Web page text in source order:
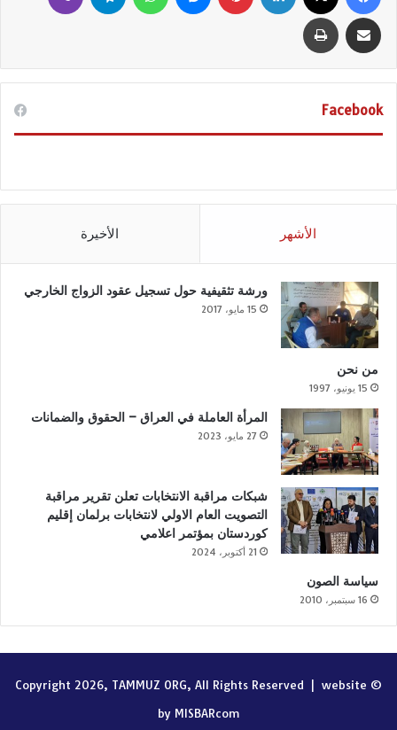
Facebook
الأشهر الأخيرة
ورشة تثقيفية حول تسجيل عقود الزواج الخارجي
15 مايو، 2017
من نحن
15 يونيو، 1997
المرأة العاملة في العراق – الحقوق والضمانات
27 مايو، 2023
شبكات مراقبة الانتخابات تعلن تقرير مراقبة
التصويت العام الاولي لانتخابات برلمان إقليم
كوردستان بمؤتمر اعلامي
21 أكتوبر، 2024
سياسة الصون
16 سبتمبر، 2010
© Copyright 2026, TAMMUZ ORG, All Rights Reserved |
website
by MISBARcom